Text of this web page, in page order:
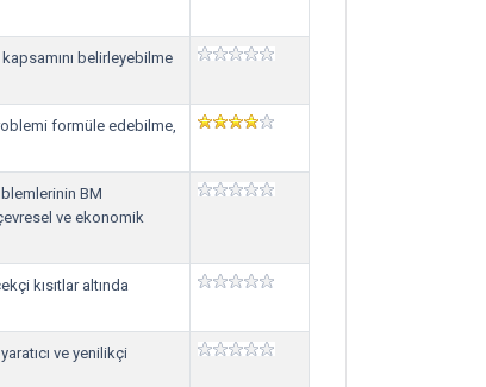
belirleyebilme
formüle edebilme,
BM
ve ekonomik
kısıtlar altında
ve yenilikçi